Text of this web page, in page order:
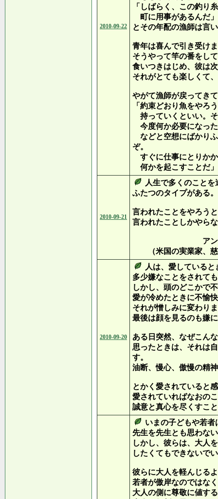
2010-09-22
「しばらく、この釣り
町に用事があるんだ」
とその年配の漁師は言
青年は喜んで引き受け
そうやって竿の番をし
食いつきはじめ、彼は
それがとても楽しくて
やがて漁師が戻ってき
「約束どおり魚をやろ
持っていくといい。
今度何か必要になっ
などと空想にばかり
ぞ。
すぐに仕事にとりか
何かを起こすことだ」
2010-09-21
人生で多くのこと
ふたつのタイプがある。
言われたことをやろう
言われたことしかやら
アンドリュー
（米国の実業家、慈
2010-09-20
人は、愛していると
多少嫌なことをされて
しかし、頭のどこかで
愛が冷めたときに不愉
それが憎しみに変わり
最後は顔を見るのも嫌
ある日突然、なぜこん
思ったときは、それは
す。
油断、慢心、傲慢の精
とかく愛されていると
愛されていればなおの
誠意と真心を尽くすこ
いまの子どもや若
先生を先生とも思わな
しかし、彼らは、大人
したくてもできないで
彼らに大人を軽んじる
若者が傲岸なのではな
大人の側に尊敬に値す